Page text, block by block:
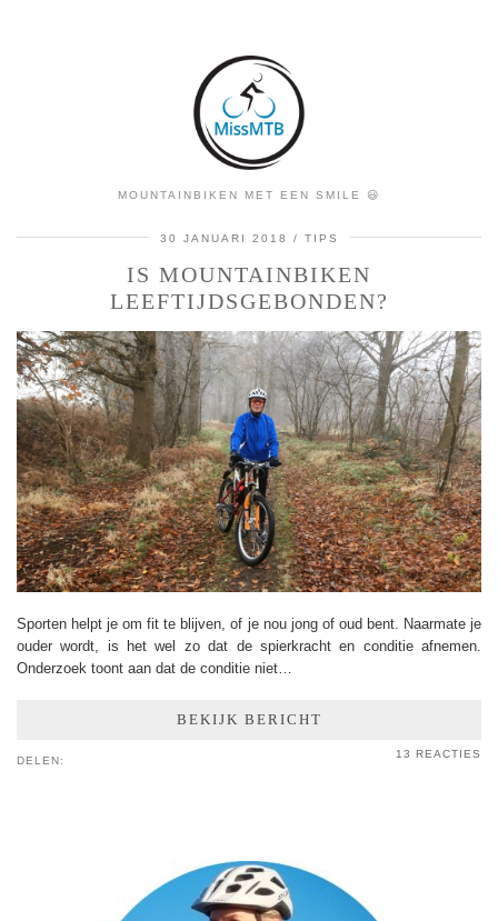
MOUNTAINBIKEN MET EEN SMILE 😃
30 JANUARI 2018 TIPS
IS MOUNTAINBIKEN
LEEFTIJDSGEBONDEN?
Sporten helpt je om fit te blijven, of je nou jong of oud bent. Naarmate je
ouder wordt, is het wel zo dat de spierkracht en conditie afnemen.
Onderzoek toont aan dat de conditie niet…
BEKIJK BERICHT
DELEN:
13 REACTIES